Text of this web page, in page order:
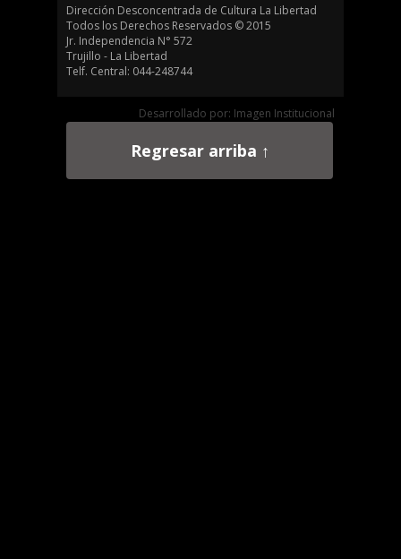
Dirección Desconcentrada de Cultura La Libertad
Todos los Derechos Reservados © 2015
Jr. Independencia N° 572
Trujillo - La Libertad
Telf. Central: 044-248744
Desarrollado por: Imagen Institucional
Regresar arriba ↑